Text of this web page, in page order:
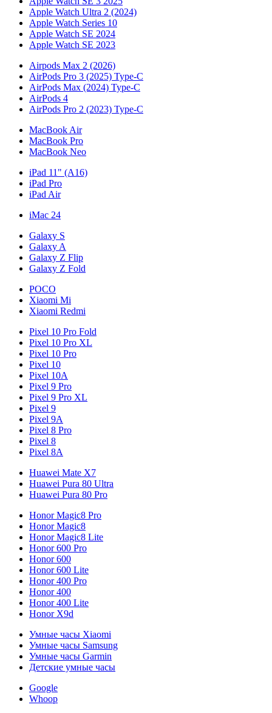
Apple Watch Ultra 2 (2024)
Apple Watch Series 10
Apple Watch SE 2024
Apple Watch SE 2023
Airpods Max 2 (2026)
AirPods Pro 3 (2025) Type-C
AirPods Max (2024) Type-C
AirPods 4
AirPods Pro 2 (2023) Type-C
MacBook Air
MacBook Pro
MacBook Neo
iPad 11" (A16)
iPad Pro
iPad Air
iMac 24
Galaxy S
Galaxy A
Galaxy Z Flip
Galaxy Z Fold
POCO
Xiaomi Mi
Xiaomi Redmi
Pixel 10 Pro Fold
Pixel 10 Pro XL
Pixel 10 Pro
Pixel 10
Pixel 10A
Pixel 9 Pro
Pixel 9 Pro XL
Pixel 9
Pixel 9A
Pixel 8 Pro
Pixel 8
Pixel 8A
Huawei Mate X7
Huawei Pura 80 Ultra
Huawei Pura 80 Pro
Honor Magic8 Pro
Honor Magic8
Honor Magic8 Lite
Honor 600 Pro
Honor 600
Honor 600 Lite
Honor 400 Pro
Honor 400
Honor 400 Lite
Honor X9d
Умные часы Xiaomi
Умные часы Samsung
Умные часы Garmin
Детские умные часы
Google
Whoop